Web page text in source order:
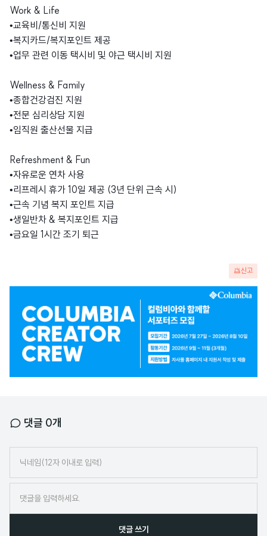
Work & Life
•교육비/통신비 지원
•복지카드/복지포인트 제공
•업무 관련 이동 택시비 및 야근 택시비 지원
Wellness & Family
•종합건강검진 지원
•전문 심리상담 지원
•임직원 출산선물 지급
Refreshment & Fun
•자유로운 연차 사용
•리프레시 휴가 10일 제공 (3년 단위 근속 시)
•근속 기념 복지 포인트 지급
•생일반차 & 복지포인트 지급
•금요일 1시간 조기 퇴근
신고
댓글 0개
임
댓글 쓰기